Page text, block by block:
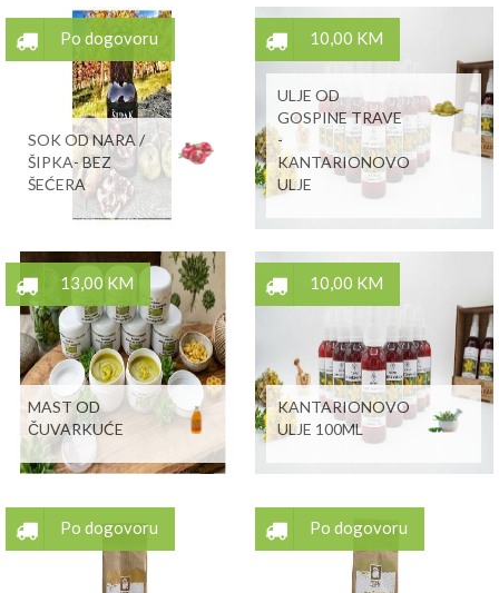
Po dogovoru
SOK OD NARA /
ŠIPKA- BEZ
ŠEĆERA
10,00 KM
ULJE OD
GOSPINE TRAVE
-
KANTARIONOVO
ULJE
13,00 KM
MAST OD
ČUVARKUĆE
10,00 KM
KANTARIONOVO
ULJE 100ML
Po dogovoru Po dogovoru